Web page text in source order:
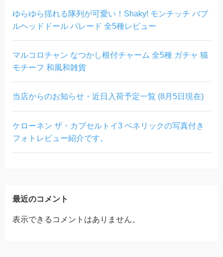
ゆらゆら揺れる隊列が可愛い！Shaky! モンチッチ バブ
ルヘッドドール パレード 全5種レビュー
マルコロチャン なつかし根付チャーム 全5種 ガチャ 猫
モチーフ 和風和雑貨
当店からのお知らせ・近日入荷予定一覧 (8月5日現在)
ケローネン ザ・カプセルトイ3 ベネリックの写真付き
フォトレビュー紹介です。
最近のコメント
表示できるコメントはありません。